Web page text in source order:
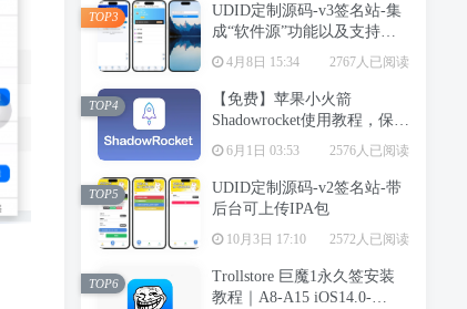
UDID定制源码-v3签名站-集
成“软件源”功能以及支持上
传“免费证书”自签
4月8日 15:34 2767人已阅读
TOP3
【免费】苹果小火箭
Shadowrocket使用教程，保姆
级教学请勿用于违法行为！
6月1日 03:53 2576人已阅读
TOP4
UDID定制源码-v2签名站-带
后台可上传IPA包
10月3日 17:10 2572人已阅读
TOP5
Trollstore 巨魔1永久签安装
教程｜A8-A15 iOS14.0-
TOP6